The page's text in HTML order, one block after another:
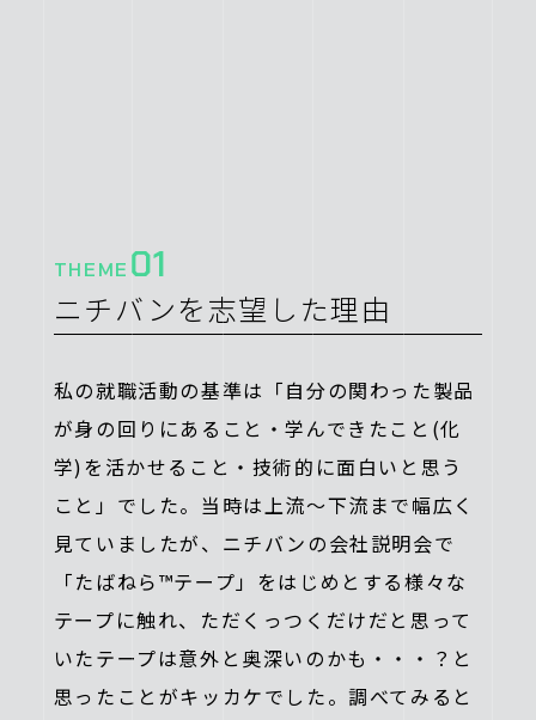
THEME 01
ニチバンを志望した理由
私の就職活動の基準は「自分の関わった製品
が身の回りにあること・学んできたこと(化
学)を活かせること・技術的に面白いと思う
こと」でした。当時は上流～下流まで幅広く
見ていましたが、ニチバンの会社説明会で
「たばねら™テープ」をはじめとする様々な
テープに触れ、ただくっつくだけだと思って
いたテープは意外と奥深いのかも・・・？と
思ったことがキッカケでした。調べてみると